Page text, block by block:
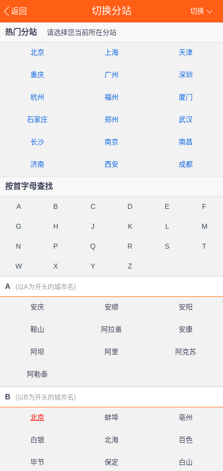
返回 切换
切换分站
热门分站 请选择您当前所在分站
北京 上海 天津
重庆 广州 深圳
杭州 福州 厦门
石家庄 郑州 武汉
长沙 南京 南昌
济南 西安 成都
按首字母查找
A B C D E F
G H J K L M
N P Q R S T
W X Y Z
A (以A为开头的城市名)
安庆 安顺 安阳
鞍山 阿拉善 安康
阿坝 阿里 阿克苏
阿勒泰
B (以B为开头的城市名)
北京 蚌埠 亳州
白银 北海 百色
毕节 保定 白山